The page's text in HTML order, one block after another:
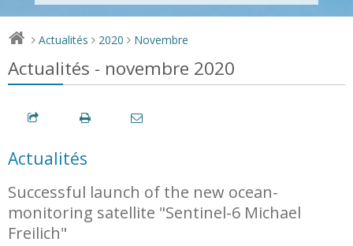
> Actualités > 2020 > Novembre
Actualités - novembre 2020
Actualités
Successful launch of the new ocean-
monitoring satellite "Sentinel-6 Michael
Freilich"